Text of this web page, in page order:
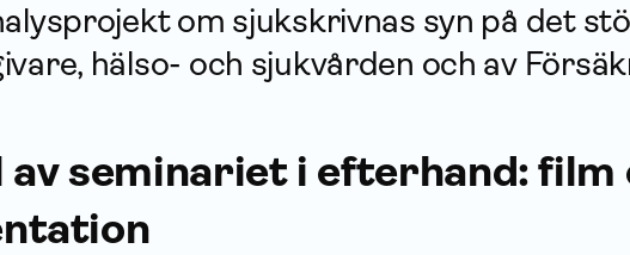
om sjukskrivnas syn på det
hälso- och sjukvården och av
av seminariet i efterhand: film